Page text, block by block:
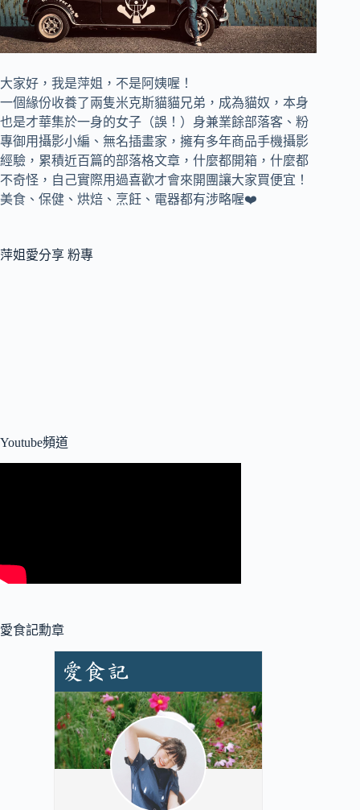
大家好，我是萍姐，不是阿姨喔！
一個緣份收養了兩隻米克斯貓貓兄弟，成為貓奴， 本身
也是才華集於一身的女子（誤！）身兼業餘部落客、 粉
專御用攝影小編、 無名插畫家， 擁有多年商品手機攝影
經驗，累積近百篇的部落格文章， 什麼都開箱，什麼都
不奇怪，自己實際用過喜歡才會來開團讓大家買便宜！
美食、保健、烘焙、烹飪、電器都有涉略喔❤️
萍姐愛分享 粉專
Youtube頻道
愛食記勳章